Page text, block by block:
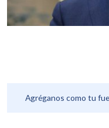
Agréganos como tu